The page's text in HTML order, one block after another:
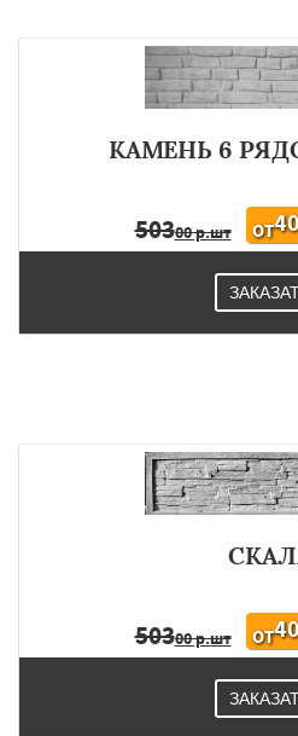
КАМЕНЬ 6
50300 р.шт ОТ
50300 р.шт ОТ